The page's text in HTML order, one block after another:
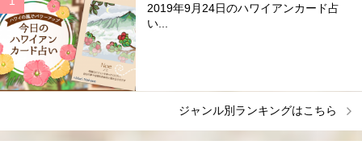
2019年9月24日のハワイアンカード占
い...
ジャンル別ランキングはこちら